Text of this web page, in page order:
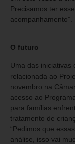
Precisamos ter
acompanhamento”.
O futuro
Uma das iniciativas
relacionada ao
novembro na
acesso ao
para famílias
tratamento de
“Pedimos que
análise, isso vai